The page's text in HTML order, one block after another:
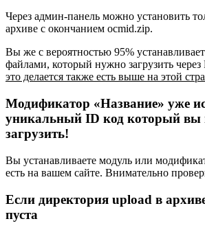
Через админ-панель можно установить
архиве с окончанием ocmid.zip.
Вы же с вероятностью 95%
файлами, который нужно загрузить через
это делается также есть выше на этой
Модификатор «Название» уже
уникальный ID код который вы
загрузить!
Вы устанавливаете модуль или
есть на вашем сайте. Внимательно
Если директория upload в
пуста